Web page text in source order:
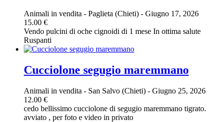
Animali in vendita - Paglieta (Chieti) - Giugno 17, 2026
15.00 €
Vendo pulcini di oche cignoidi di 1 mese In ottima salute
Ruspanti
Cucciolone segugio maremmano
Animali in vendita - San Salvo (Chieti) - Giugno 25, 2026
12.00 €
cedo bellissimo cucciolone di segugio maremmano tigrato.
avviato , per foto e video in privato